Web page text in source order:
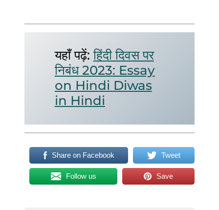
यहाँ पढ़ें:हिंदी दिवस पर
निबंध 2023: Essay
on Hindi Diwas
in Hindi
Share on Facebook Tweet
Follow us Save